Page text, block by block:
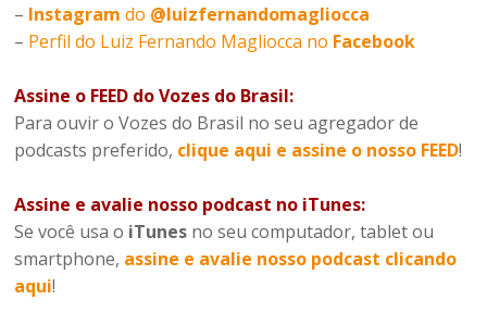
– Instagram do @luizfernandomagliocca
– Perfil do Luiz Fernando Magliocca no Facebook
Assine o FEED do Vozes do Brasil:
Para ouvir o Vozes do Brasil no seu agregador de
podcasts preferido, clique aqui e assine o nosso FEED!
Assine e avalie nosso podcast no iTunes:
Se você usa o iTunes no seu computador, tablet ou
smartphone, assine e avalie nosso podcast clicando
aqui!